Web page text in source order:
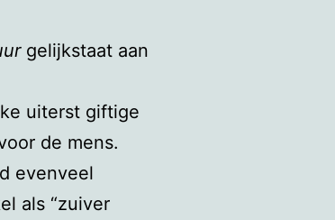
gelijkstaat aan
uiterst giftige
de mens.
evenveel
als “zuiver